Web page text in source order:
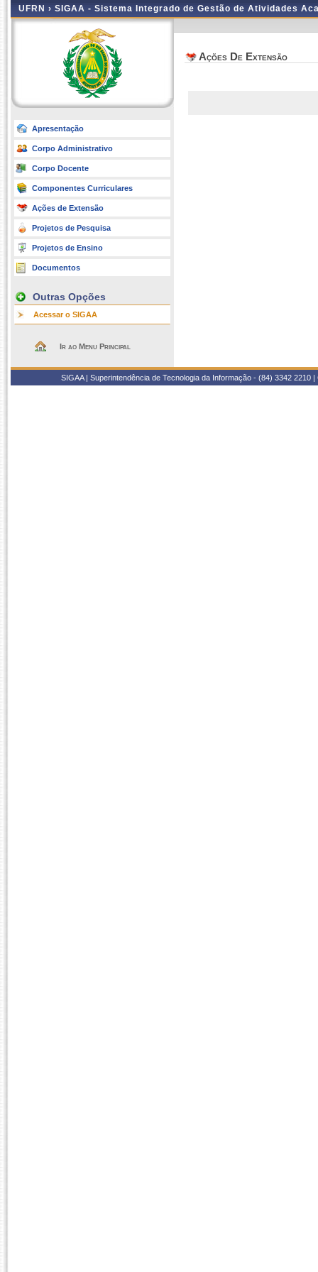
UFRN › SIGAA - Sistema Integrado de Gestão de Atividades
Apresentação
Corpo Administrativo
Corpo Docente
Componentes Curriculares
Ações de Extensão
Projetos de Pesquisa
Projetos de Ensino
Documentos
Outras Opções
Acessar o SIGAA
Ir ao Menu Principal
Ações De Extensão
SIGAA | Superintendência de Tecnologia da Informação - (84) 3342